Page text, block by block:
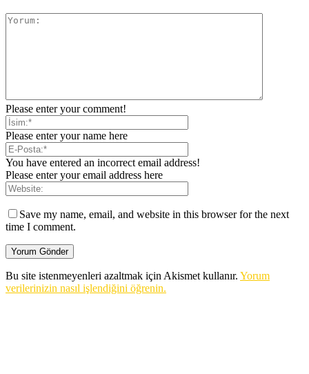
Please enter your comment!
Please enter your name here
You have entered an incorrect email address!
Please enter your email address here
Save my name, email, and website in this browser for the next
time I comment.
Bu site istenmeyenleri azaltmak için Akismet kullanır. Yorum
verilerinizin nasıl işlendiğini öğrenin.